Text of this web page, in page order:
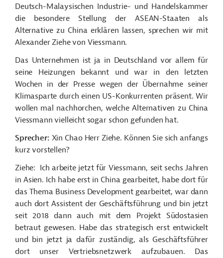
Deutsch-Malaysischen Industrie- und Handelskammer
die besondere Stellung der ASEAN-Staaten als
Alternative zu China erklären lassen, sprechen wir mit
Alexander Ziehe von Viessmann.
Das Unternehmen ist ja in Deutschland vor allem für
seine Heizungen bekannt und war in den letzten
Wochen in der Presse wegen der Übernahme seiner
Klimasparte durch einen US-Konkurrenten präsent. Wir
wollen mal nachhorchen, welche Alternativen zu China
Viessmann vielleicht sogar schon gefunden hat.
Sprecher: Xin Chao Herr Ziehe. Können Sie sich anfangs
kurz vorstellen?
Ziehe: Ich arbeite jetzt für Viessmann, seit sechs Jahren
in Asien. Ich habe erst in China gearbeitet, habe dort für
das Thema Business Development gearbeitet, war dann
auch dort Assistent der Geschäftsführung und bin jetzt
seit 2018 dann auch mit dem Projekt Südostasien
betraut gewesen. Habe das strategisch erst entwickelt
und bin jetzt ja dafür zuständig, als Geschäftsführer
dort unser Vertriebsnetzwerk aufzubauen. Das